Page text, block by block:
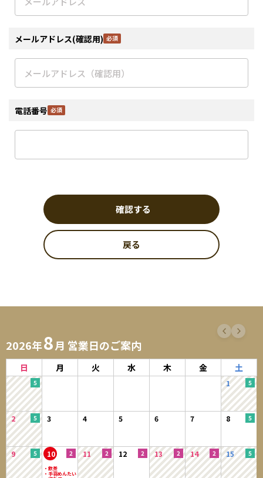
メールアドレス(確認用)
電話番号
確認する
戻る
2026年8月 営業日のご案内
日 月 火 水 木 金 土
1
2 3 4 5 6 7 8
9 10 11 12 13 14 15